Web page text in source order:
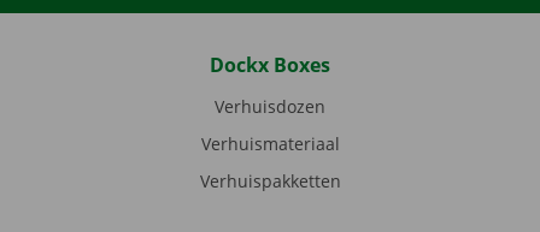
Dockx Boxes
Verhuisdozen
Verhuismateriaal
Verhuispakketten